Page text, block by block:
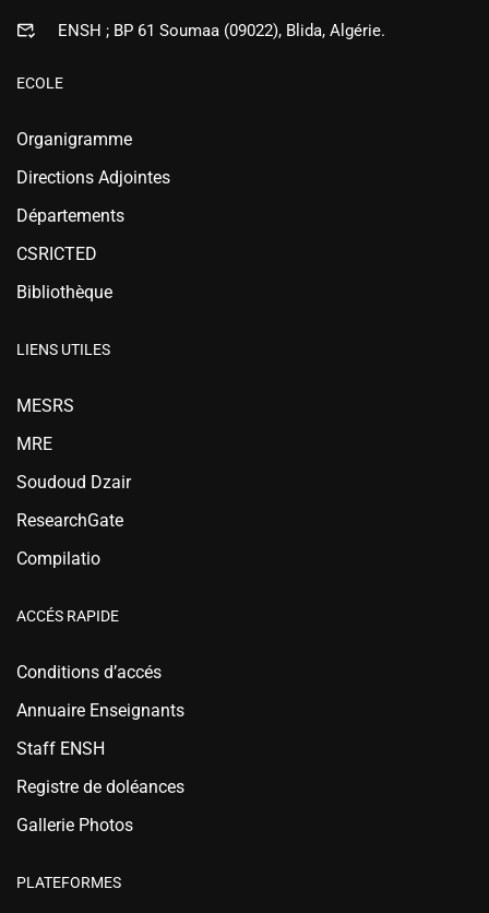
ENSH ; BP 61 Soumaa (09022), Blida, Algérie.
ECOLE
Organigramme
Directions Adjointes
Départements
CSRICTED
Bibliothèque
LIENS UTILES
MESRS
MRE
Soudoud Dzair
ResearchGate
Compilatio
ACCÉS RAPIDE
Conditions d’accés
Annuaire Enseignants
Staff ENSH
Registre de doléances
Gallerie Photos
PLATEFORMES